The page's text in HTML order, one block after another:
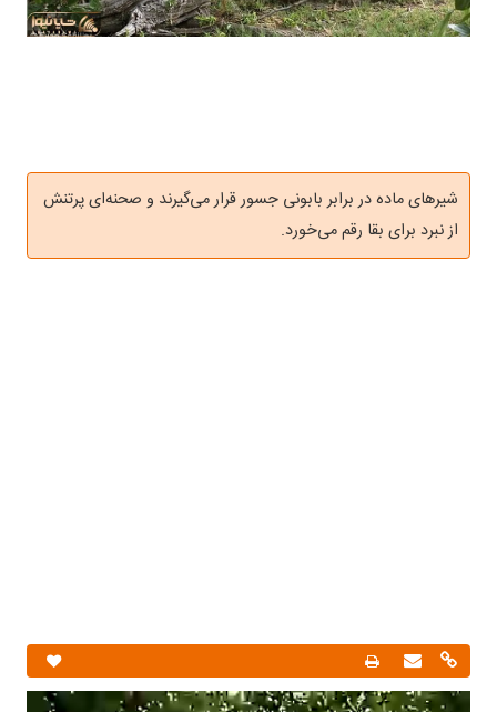
شیرهای ماده در برابر بابونی جسور قرار می‌گیرند و صحنه‌ای پرتنش
از نبرد برای بقا رقم می‌خورد.